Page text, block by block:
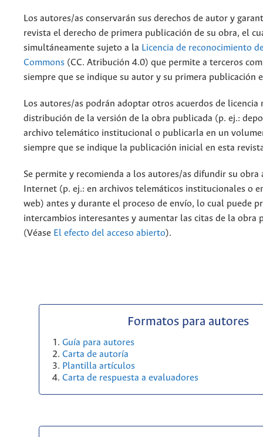
Los autores/as conservarán sus derechos de autor y
revista el derecho de primera publicación de su obra, el
simultáneamente sujeto a la Licencia de reconocimiento
Commons (CC. Atribución 4.0) que permite a terceros
siempre que se indique su autor y su primera publicación
Los autores/as podrán adoptar otros acuerdos de licencia
distribución de la versión de la obra publicada (p. ej.:
archivo telemático institucional o publicarla en un
siempre que se indique la publicación inicial en esta
Se permite y recomienda a los autores/as difundir su obra
Internet (p. ej.: en archivos telemáticos institucionales o
web) antes y durante el proceso de envío, lo cual puede
intercambios interesantes y aumentar las citas de la obra
(Véase El efecto del acceso abierto).
Formatos para autores
Guía para autores
Carta de autoría
Plantilla artículos
Carta de respuesta a evaluadores